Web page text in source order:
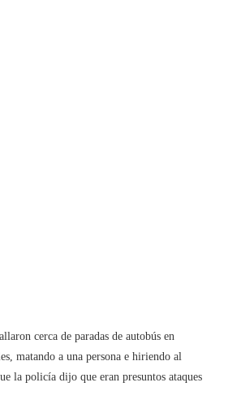
cerca de paradas de autobús en
matando a una persona e hiriendo al
la policía dijo que eran presuntos ataques